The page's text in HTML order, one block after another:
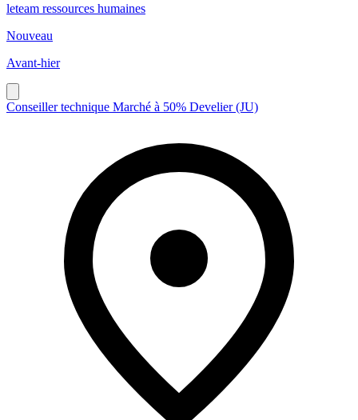
leteam ressources humaines
Nouveau
Avant-hier
Conseiller technique Marché à 50% Develier (JU)